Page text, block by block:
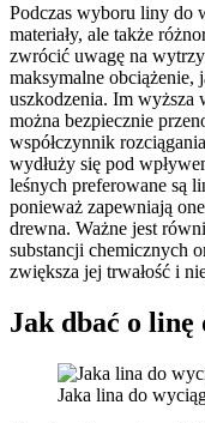
Podczas wyboru liny do
materiały, ale także
zwrócić uwagę na
maksymalne obciążenie,
uszkodzenia. Im wyższa
można bezpiecznie
współczynnik
wydłuży się pod
leśnych preferowane są
ponieważ zapewniają
drewna. Ważne jest
substancji chemicznych
zwiększa jej trwałość i
Jak dbać o
Jaka lina do